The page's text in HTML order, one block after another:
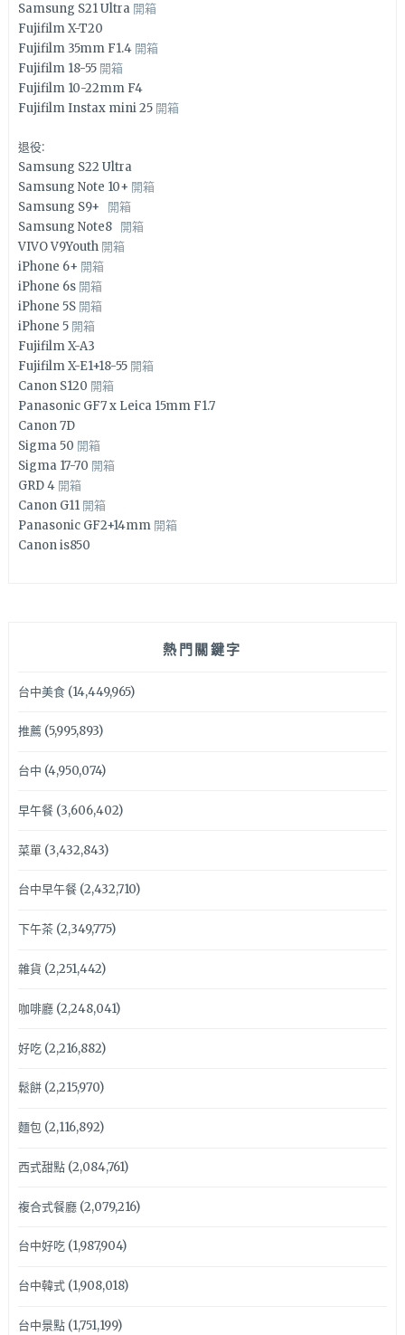
Samsung S21 Ultra 開箱
Fujifilm X-T20
Fujifilm 35mm F1.4 開箱
Fujifilm 18-55 開箱
Fujifilm 10-22mm F4
Fujifilm Instax mini 25 開箱
退役:
Samsung S22 Ultra
Samsung Note 10+ 開箱
Samsung S9+ 開箱
Samsung Note8 開箱
VIVO V9Youth 開箱
iPhone 6+ 開箱
iPhone 6s 開箱
iPhone 5S 開箱
iPhone 5 開箱
Fujifilm X-A3
Fujifilm X-E1+18-55 開箱
Canon S120 開箱
Panasonic GF7 x Leica 15mm F1.7
Canon 7D
Sigma 50 開箱
Sigma 17-70 開箱
GRD 4 開箱
Canon G11 開箱
Panasonic GF2+14mm 開箱
Canon is850
熱門關鍵字
台中美食(14,449,965)
推薦(5,995,893)
台中 (4,950,074)
早午餐(3,606,402)
菜單(3,432,843)
台中早午餐(2,432,710)
下午茶(2,349,775)
雜貨 (2,251,442)
咖啡廳(2,248,041)
好吃(2,216,882)
鬆餅(2,215,970)
麵包(2,116,892)
西式甜點(2,084,761)
複合式餐廳(2,079,216)
台中好吃(1,987,904)
台中韓式(1,908,018)
台中景點(1,751,199)